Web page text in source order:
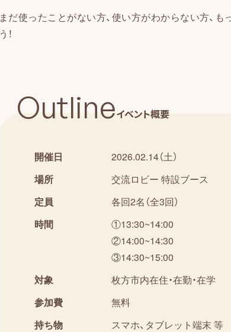
まだ使ったことがない方、使い方がわからない方、
う！
Outlineイベント概要
開催日
2026.02.14（土）
場所
交流ロビー 特設ブース
定員
各回2名（全3回）
時間
①13:30~14:00
②14:00~14:30
③14:30~15:00
対象
枚方市内在住・在勤・在学
参加費
無料
持ち物
スマホ、タブレット端末 等